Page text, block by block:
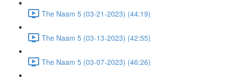
The Naam 5 (03-21-2023) (44:19)
The Naam 5 (03-13-2023) (42:55)
The Naam 5 (03-07-2023) (46:26)